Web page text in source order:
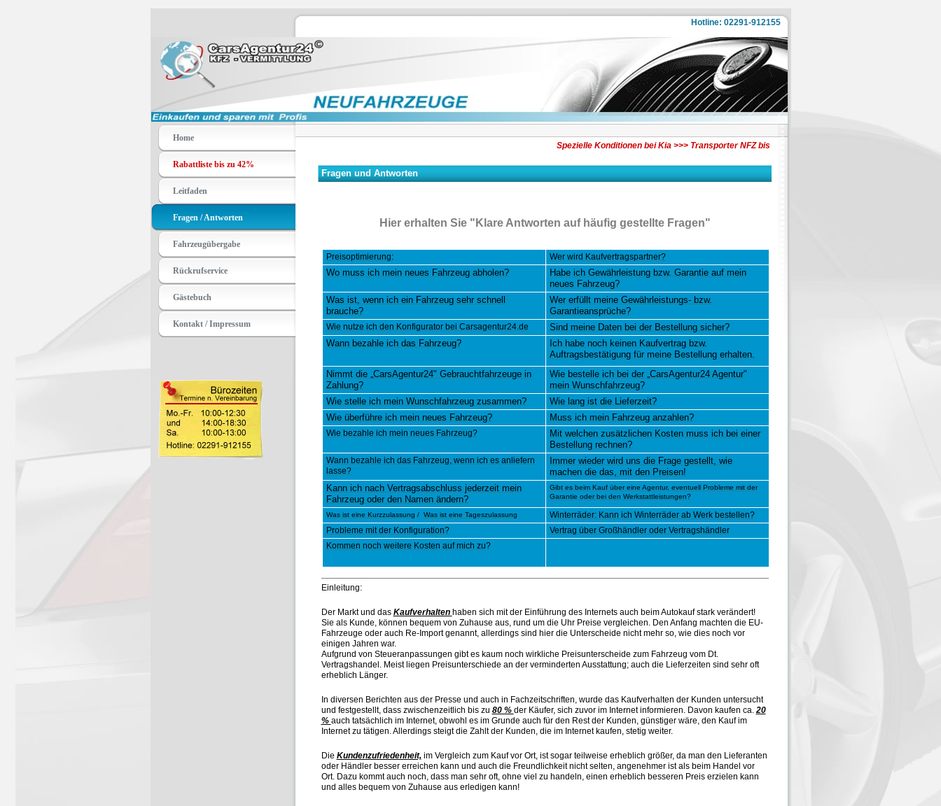
Hotline: 02291-912155
Home
Rabattliste bis zu 42%
Leitfaden
Fragen / Antworten
Fahrzeugübergabe
Rückrufservice
Gästebuch
Kontakt / Impressum
Spezielle Konditionen bei Kia >>> Transporter NFZ bis zu 43 % auf Anfrage >>> Aktuelle Rabatte bis zu:
Fragen und Antworten
Hier erhalten Sie "Klare Antworten auf häufig gestellte Fragen"
Preisoptimierung: Wer wird Kaufvertragspartner?
Wo muss ich mein neues Fahrzeug abholen?
Habe ich Gewährleistung bzw. Garantie auf mein
neues Fahrzeug?
Was ist, wenn ich ein Fahrzeug sehr schnell
brauche?
Wer erfüllt meine Gewährleistungs- bzw.
Garantieansprüche?
Wie nutze ich den Konfigurator bei Carsagentur24.de
Sind meine Daten bei der Bestellung sicher?
Wann bezahle ich das Fahrzeug?
Ich habe noch keinen Kaufvertrag bzw.
Auftragsbestätigung für meine Bestellung erhalten.
Nimmt die „CarsAgentur24" Gebrauchtfahrzeuge in
Zahlung?
Wie bestelle ich bei der „CarsAgentur24 Agentur"
mein Wunschfahrzeug?
Wie stelle ich mein Wunschfahrzeug zusammen?
Wie lang ist die Lieferzeit?
Wie überführe ich mein neues Fahrzeug?
Muss ich mein Fahrzeug anzahlen?
Wie bezahle ich mein neues Fahrzeug?
Mit welchen zusätzlichen Kosten muss ich bei einer
Bestellung rechnen?
Wann bezahle ich das Fahrzeug, wenn ich es anliefern
lasse?
Immer wieder wird uns die Frage gestellt, wie
machen die das, mit den Preisen!
Kann ich nach Vertragsabschluss jederzeit mein
Fahrzeug oder den Namen ändern?
Gibt es beim Kauf über eine Agentur, eventuell Probleme mit der
Garantie oder bei den Werkstattleistungen?
Was ist eine Kurzzulassung / Was ist eine Tageszulassung
Winterräder: Kann ich Winterräder ab Werk bestellen?
Probleme mit der Konfiguration?
Vertrag über Großhändler oder Vertragshändler
Kommen noch weitere Kosten auf mich zu?
Einleitung:
Der Markt und das Kaufverhalten haben sich mit der Einführung des Internets auch beim Autokauf stark verändert!
Sie als Kunde, können bequem von Zuhause aus, rund um die Uhr Preise vergleichen. Den Anfang machten die EU-
Fahrzeuge oder auch Re-Import genannt, allerdings sind hier die Unterscheide nicht mehr so, wie dies noch vor
einigen Jahren war.
Aufgrund von Steueranpassungen gibt es kaum noch wirkliche Preisunterscheide zum Fahrzeug vom Dt.
Vertragshandel. Meist liegen Preisunterschiede an der verminderten Ausstattung; auch die Lieferzeiten sind sehr oft
erheblich Länger.
In diversen Berichten aus der Presse und auch in Fachzeitschriften, wurde das Kaufverhalten der Kunden untersucht
und festgestellt, dass zwischenzeitlich bis zu 80 % der Käufer, sich zuvor im Internet informieren. Davon kaufen ca.20
% auch tatsächlich im Internet, obwohl es im Grunde auch für den Rest der Kunden, günstiger wäre, den Kauf im
Internet zu tätigen. Allerdings steigt die Zahlt der Kunden, die im Internet kaufen, stetig weiter.
Die Kundenzufriedenheit,im Vergleich zum Kauf vor Ort, ist sogar teilweise erheblich größer, da man den Lieferanten
oder Händler besser erreichen kann und auch die Freundlichkeit nicht selten, angenehmer ist als beim Handel vor
Ort. Dazu kommt auch noch, dass man sehr oft, ohne viel zu handeln, einen erheblich besseren Preis erzielen kann
und alles bequem von Zuhause aus erledigen kann!